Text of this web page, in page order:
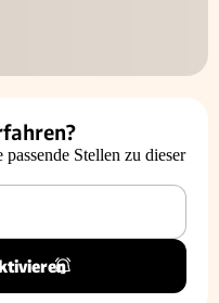
Stellen zu dieser